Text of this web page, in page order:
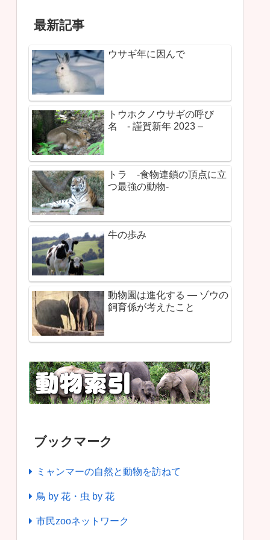
最新記事
ウサギ年に因んで
トウホクノウサギの呼び
名 - 謹賀新年 2023 –
トラ -食物連鎖の頂点に立
つ最強の動物-
牛の歩み
動物園は進化する ― ゾウの
飼育係が考えたこと
ブックマーク
ミャンマーの自然と動物を訪ねて
鳥 by 花・虫 by 花
市民zooネットワーク